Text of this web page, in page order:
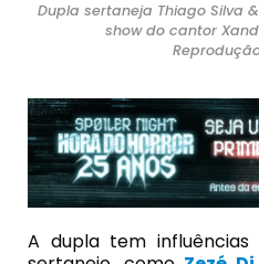
Dupla sertaneja Thiago Silva
show do cantor
A dupla tem